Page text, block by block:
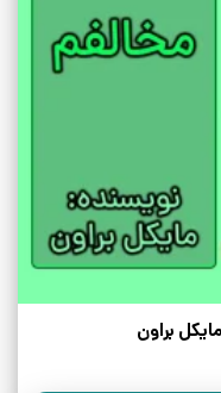
براون